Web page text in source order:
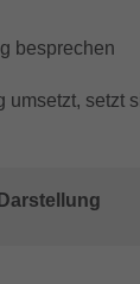
besprechen
setzt